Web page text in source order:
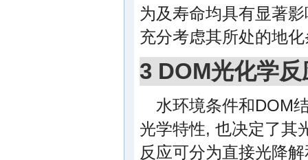
为及寿命均具有显著
充分考虑其所处的地
3 DOM光化学
水环境条件和DOM
光学特性, 也决定了其
反应可分为直接光降